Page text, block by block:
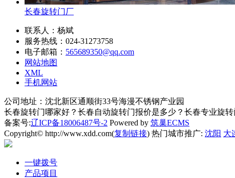
长春旋转门厂
联系人：杨斌
服务热线：024-31273758
电子邮箱： 565689350@qq.com
网站地图
XML
手机网站
公司地址：沈北新区通顺街33号海漫不锈钢产业园
长春旋转门哪家好？长春自动旋转门报价是多少？长春专业旋
备案号:辽ICP备18006487号-2 Powered by 筑巢ECMS
Copyright© http://www.xdd.com(复制链接) 热门城市推广: 沈阳 大
一键拨号
产品项目